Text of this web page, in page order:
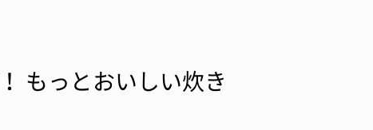
もっとおいしい炊き